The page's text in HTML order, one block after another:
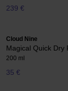
239 €
Cloud Nine
Magical Quick Dry
200 ml
35 €